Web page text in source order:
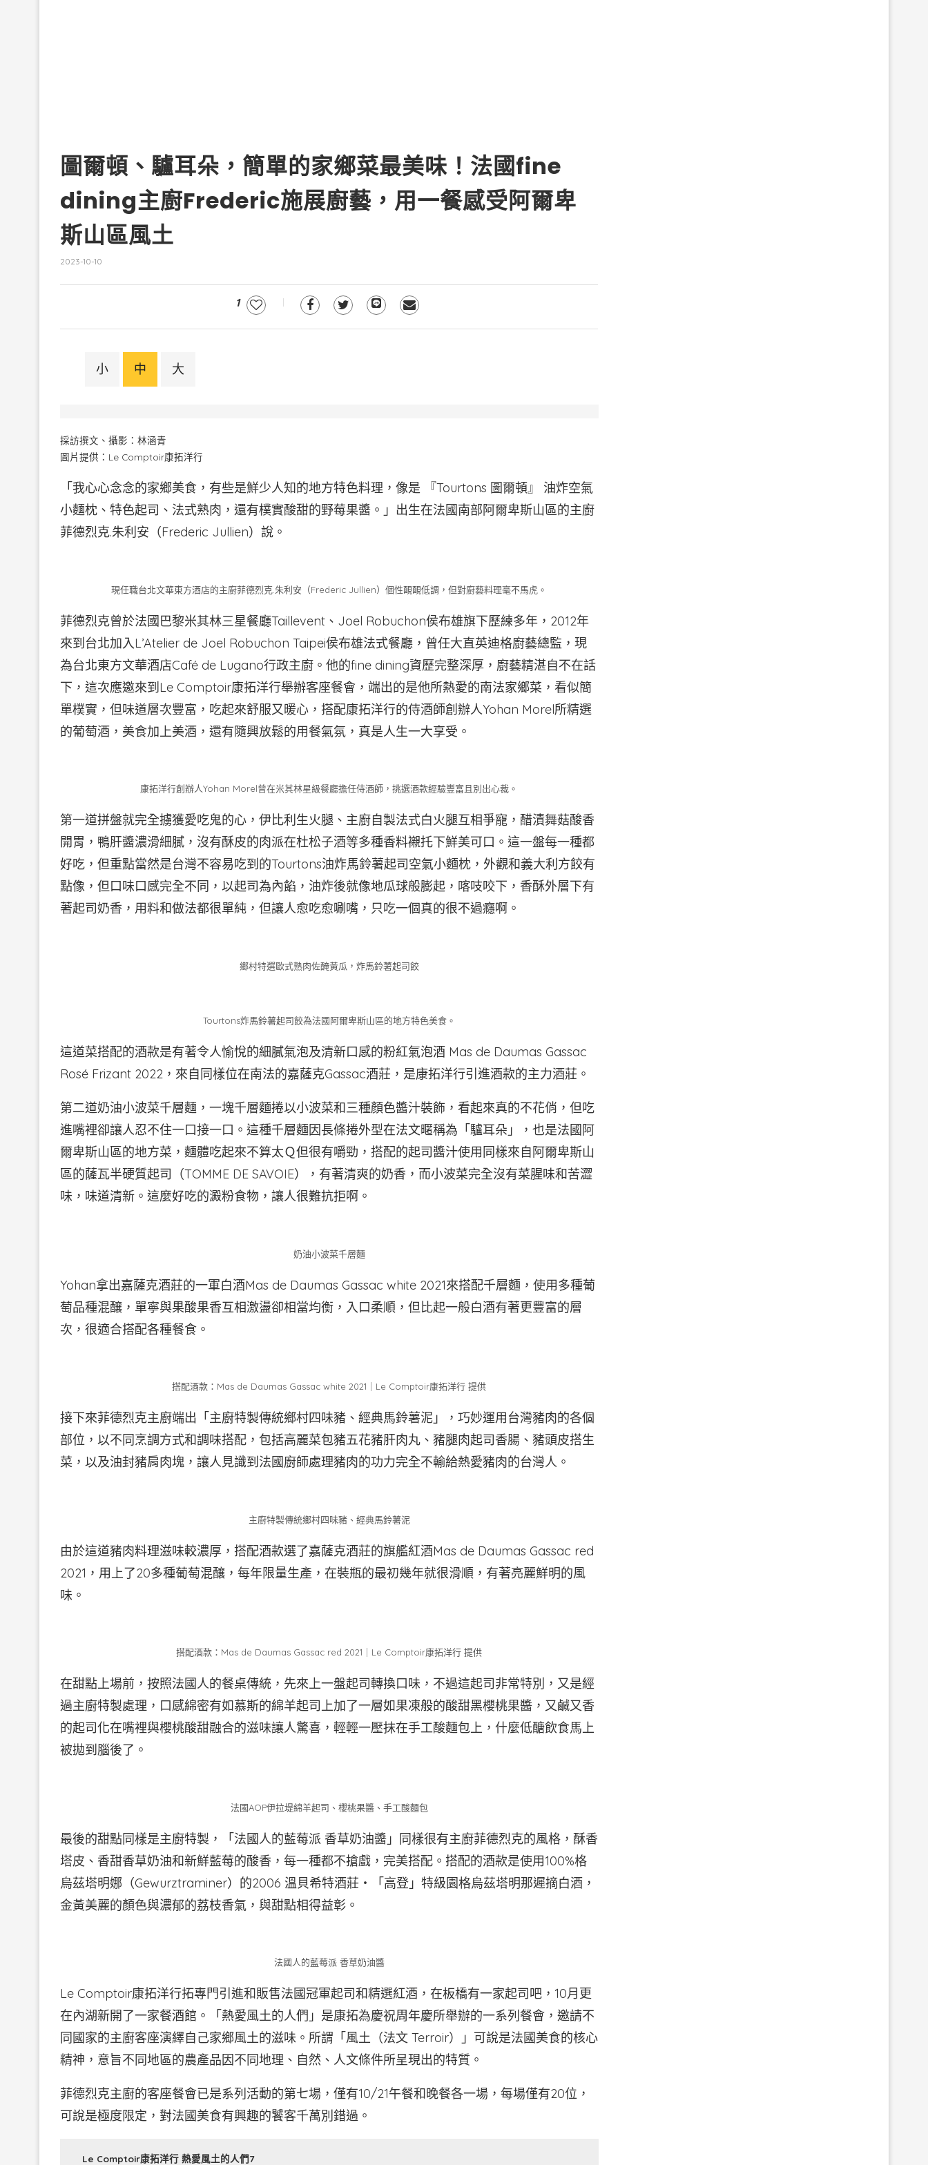
圖爾頓、驢耳朵，簡單的家鄉菜最美味！法國fine
dining主廚Frederic施展廚藝，用一餐感受阿爾卑
斯山區風土
2023-10-10
1
小 中 大
採訪撰文、攝影：林涵青
圖片提供：Le Comptoir康拓洋行
「我心心念念的家鄉美食，有些是鮮少人知的地方特色料理，像是 『Tourtons 圖爾頓』 油炸空氣
小麵枕、特色起司、法式熟肉，還有樸實酸甜的野莓果醬。」出生在法國南部阿爾卑斯山區的主廚
菲德烈克.朱利安（Frederic Jullien）說。
現任職台北文華東方酒店的主廚菲德烈克.朱利安（Frederic Jullien）個性靦靦低調，但對廚藝料理毫不馬虎。
菲德烈克曾於法國巴黎米其林三星餐廳Taillevent、Joel Robuchon侯布雄旗下歷練多年，2012年
來到台北加入L’Atelier de Joel Robuchon Taipei侯布雄法式餐廳，曾任大直英迪格廚藝總監，現
為台北東方文華酒店Café de Lugano行政主廚。他的fine dining資歷完整深厚，廚藝精湛自不在話
下，這次應邀來到Le Comptoir康拓洋行舉辦客座餐會，端出的是他所熱愛的南法家鄉菜，看似簡
單樸實，但味道層次豐富，吃起來舒服又暖心，搭配康拓洋行的侍酒師創辦人Yohan Morel所精選
的葡萄酒，美食加上美酒，還有隨興放鬆的用餐氣氛，真是人生一大享受。
康拓洋行創辦人Yohan Morel曾在米其林星級餐廳擔任侍酒師，挑選酒款經驗豐富且別出心裁。
第一道拼盤就完全擄獲愛吃鬼的心，伊比利生火腿、主廚自製法式白火腿互相爭寵，醋漬舞菇酸香
開胃，鴨肝醬濃滑細膩，沒有酥皮的肉派在杜松子酒等多種香料襯托下鮮美可口。這一盤每一種都
好吃，但重點當然是台灣不容易吃到的Tourtons油炸馬鈴薯起司空氣小麵枕，外觀和義大利方餃有
點像，但口味口感完全不同，以起司為內餡，油炸後就像地瓜球般膨起，喀吱咬下，香酥外層下有
著起司奶香，用料和做法都很單純，但讓人愈吃愈唰嘴，只吃一個真的很不過癮啊。
鄉村特選歐式熟肉佐醃黃瓜，炸馬鈴薯起司餃
Tourtons炸馬鈴薯起司餃為法國阿爾卑斯山區的地方特色美食。
這道菜搭配的酒款是有著令人愉悅的細膩氣泡及清新口感的粉紅氣泡酒 Mas de Daumas Gassac
Rosé Frizant 2022，來自同樣位在南法的嘉薩克Gassac酒莊，是康拓洋行引進酒款的主力酒莊。
第二道奶油小波菜千層麵，一塊千層麵捲以小波菜和三種顏色醬汁裝飾，看起來真的不花俏，但吃
進嘴裡卻讓人忍不住一口接一口。這種千層麵因長條捲外型在法文暱稱為「驢耳朵」，也是法國阿
爾卑斯山區的地方菜，麵體吃起來不算太Ｑ但很有嚼勁，搭配的起司醬汁使用同樣來自阿爾卑斯山
區的薩瓦半硬質起司（TOMME DE SAVOIE），有著清爽的奶香，而小波菜完全沒有菜腥味和苦澀
味，味道清新。這麼好吃的澱粉食物，讓人很難抗拒啊。
奶油小波菜千層麵
Yohan拿出嘉薩克酒莊的一軍白酒Mas de Daumas Gassac white 2021來搭配千層麵，使用多種葡
萄品種混釀，單寧與果酸果香互相激盪卻相當均衡，入口柔順，但比起一般白酒有著更豐富的層
次，很適合搭配各種餐食。
搭配酒款：Mas de Daumas Gassac white 2021｜Le Comptoir康拓洋行 提供
接下來菲德烈克主廚端出「主廚特製傳統鄉村四味豬、經典馬鈴薯泥」，巧妙運用台灣豬肉的各個
部位，以不同烹調方式和調味搭配，包括高麗菜包豬五花豬肝肉丸、豬腿肉起司香腸、豬頭皮搭生
菜，以及油封豬肩肉塊，讓人見識到法國廚師處理豬肉的功力完全不輸給熱愛豬肉的台灣人。
主廚特製傳統鄉村四味豬、經典馬鈴薯泥
由於這道豬肉料理滋味較濃厚，搭配酒款選了嘉薩克酒莊的旗艦紅酒Mas de Daumas Gassac red
2021，用上了20多種葡萄混釀，每年限量生產，在裝瓶的最初幾年就很滑順，有著亮麗鮮明的風
味。
搭配酒款：Mas de Daumas Gassac red 2021｜Le Comptoir康拓洋行 提供
在甜點上場前，按照法國人的餐桌傳統，先來上一盤起司轉換口味，不過這起司非常特別，又是經
過主廚特製處理，口感綿密有如慕斯的綿羊起司上加了一層如果凍般的酸甜黑櫻桃果醬，又鹹又香
的起司化在嘴裡與櫻桃酸甜融合的滋味讓人驚喜，輕輕一壓抹在手工酸麵包上，什麼低醣飲食馬上
被拋到腦後了。
法國AOP伊拉堤綿羊起司、櫻桃果醬、手工酸麵包
最後的甜點同樣是主廚特製，「法國人的藍莓派 香草奶油醬」同樣很有主廚菲德烈克的風格，酥香
塔皮、香甜香草奶油和新鮮藍莓的酸香，每一種都不搶戲，完美搭配。搭配的酒款是使用100%格
烏茲塔明娜（Gewurztraminer）的2006 溫貝希特酒莊・「高登」特級園格烏茲塔明那遲摘白酒，
金黃美麗的顏色與濃郁的荔枝香氣，與甜點相得益彰。
法國人的藍莓派 香草奶油醬
Le Comptoir康拓洋行拓專門引進和販售法國冠軍起司和精選紅酒，在板橋有一家起司吧，10月更
在內湖新開了一家餐酒館。「熱愛風土的人們」是康拓為慶祝周年慶所舉辦的一系列餐會，邀請不
同國家的主廚客座演繹自己家鄉風土的滋味。所謂「風土（法文 Terroir）」可說是法國美食的核心
精神，意旨不同地區的農產品因不同地理、自然、人文條件所呈現出的特質。
菲德烈克主廚的客座餐會已是系列活動的第七場，僅有10/21午餐和晚餐各一場，每場僅有20位，
可說是極度限定，對法國美食有興趣的饕客千萬別錯過。
Le Comptoir康拓洋行 熱愛風土的人們7